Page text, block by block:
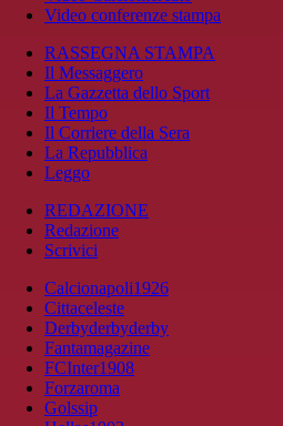
Video conferenze stampa
RASSEGNA STAMPA
Il Messaggero
La Gazzetta dello Sport
Il Tempo
Il Corriere della Sera
La Repubblica
Leggo
REDAZIONE
Redazione
Scrivici
Calcionapoli1926
Cittaceleste
Derbyderbyderby
Fantamagazine
FCInter1908
Forzaroma
Golssip